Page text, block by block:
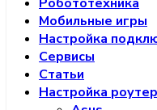
Мобильные игры
Настройка
Сервисы
Статьи
Настройка